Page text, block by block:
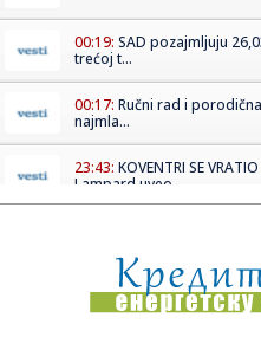
00:19: SAD pozajmljuju
trećoj t...
00:17: Ručni rad i
najmla...
23:43: KOVENTRI SE
Lampard uveo...
23:36:Kenedi napao
smeće" (VI...